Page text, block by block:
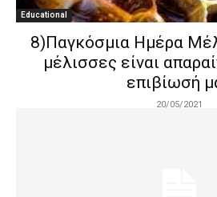
Educational
8)Παγκόσμια Ημέρα
μέλισσες είναι
επιβίωσή
20/05/2021